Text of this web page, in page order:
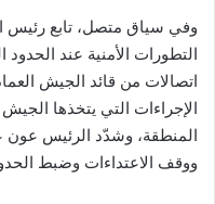
وفي سياق متصل، تابع رئيس
التطورات الأمنية عند
اتصالات من قائد الجيش
الإجراءات التي يتخذها الجيش
المنطقة، وشدّد الرئيس عون
ووقف الاعتداءات وضبط